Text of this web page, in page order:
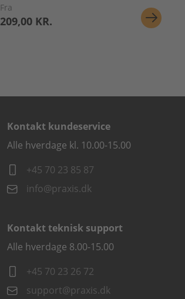
Fra
209,00 KR.
Kontakt kundeservice
Alle hverdage kl. 10.00-15.00
+45 70 23 85 87
info@praxis.dk
Kontakt teknisk support
Alle hverdage 8.00-15.00
+45 70 23 26 72
support@praxis.dk